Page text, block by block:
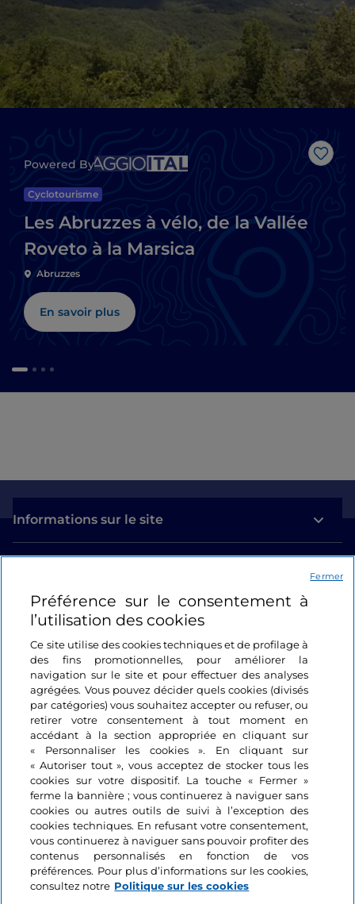
Powered By
Cyclotourisme
Les Abruzzes à vélo, de la Vallée
Roveto à la Marsica
Abruzzes
En savoir plus
Informations sur le site
Se connecter
Suivez-nous
Préférence sur le consentement à
l’utilisation des cookies
Ce site utilise des cookies techniques et de profilage à
des fins promotionnelles, pour améliorer la
navigation sur le site et pour effectuer des analyses
agrégées. Vous pouvez décider quels cookies (divisés
par catégories) vous souhaitez accepter ou refuser, ou
retirer votre consentement à tout moment en
accédant à la section appropriée en cliquant sur
« Personnaliser les cookies ». En cliquant sur
« Autoriser tout », vous acceptez de stocker tous les
cookies sur votre dispositif. La touche « Fermer »
ferme la bannière ; vous continuerez à naviguer sans
cookies ou autres outils de suivi à l’exception des
cookies techniques. En refusant votre consentement,
vous continuerez à naviguer sans pouvoir profiter des
contenus personnalisés en fonction de vos
préférences. Pour plus d’informations sur les cookies,
consultez notre Politique sur les cookies
Fermer